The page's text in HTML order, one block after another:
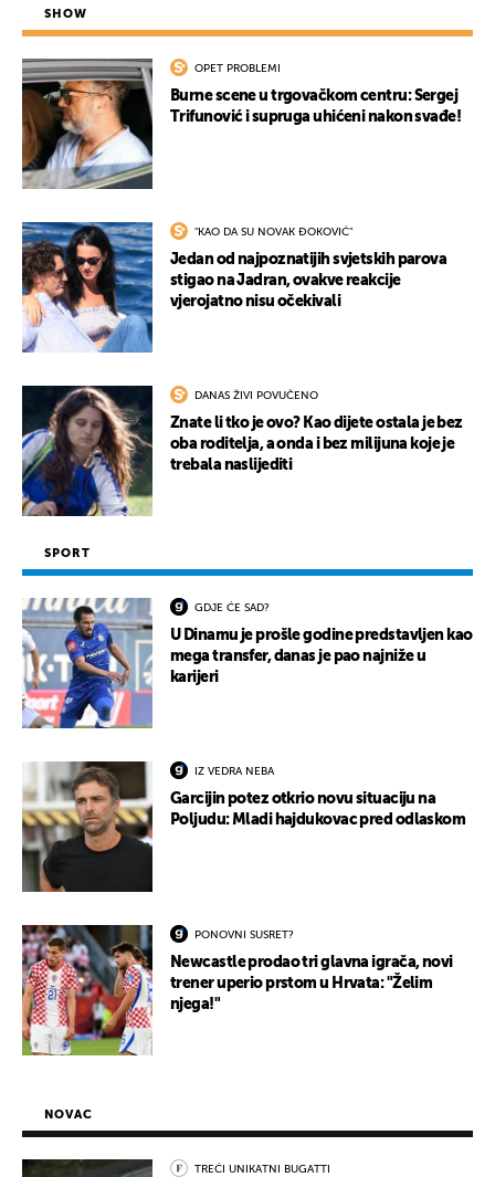
SHOW
OPET PROBLEMI
Burne scene u trgovačkom centru: Sergej
Trifunović i supruga uhićeni nakon svađe!
"KAO DA SU NOVAK ĐOKOVIĆ"
Jedan od najpoznatijih svjetskih parova
stigao na Jadran, ovakve reakcije
vjerojatno nisu očekivali
DANAS ŽIVI POVUČENO
Znate li tko je ovo? Kao dijete ostala je bez
oba roditelja, a onda i bez milijuna koje je
trebala naslijediti
SPORT
GDJE ĆE SAD?
U Dinamu je prošle godine predstavljen kao
mega transfer, danas je pao najniže u
karijeri
IZ VEDRA NEBA
Garcijin potez otkrio novu situaciju na
Poljudu: Mladi hajdukovac pred odlaskom
PONOVNI SUSRET?
Newcastle prodao tri glavna igrača, novi
trener uperio prstom u Hrvata: "Želim
njega!"
NOVAC
TREĆI UNIKATNI BUGATTI